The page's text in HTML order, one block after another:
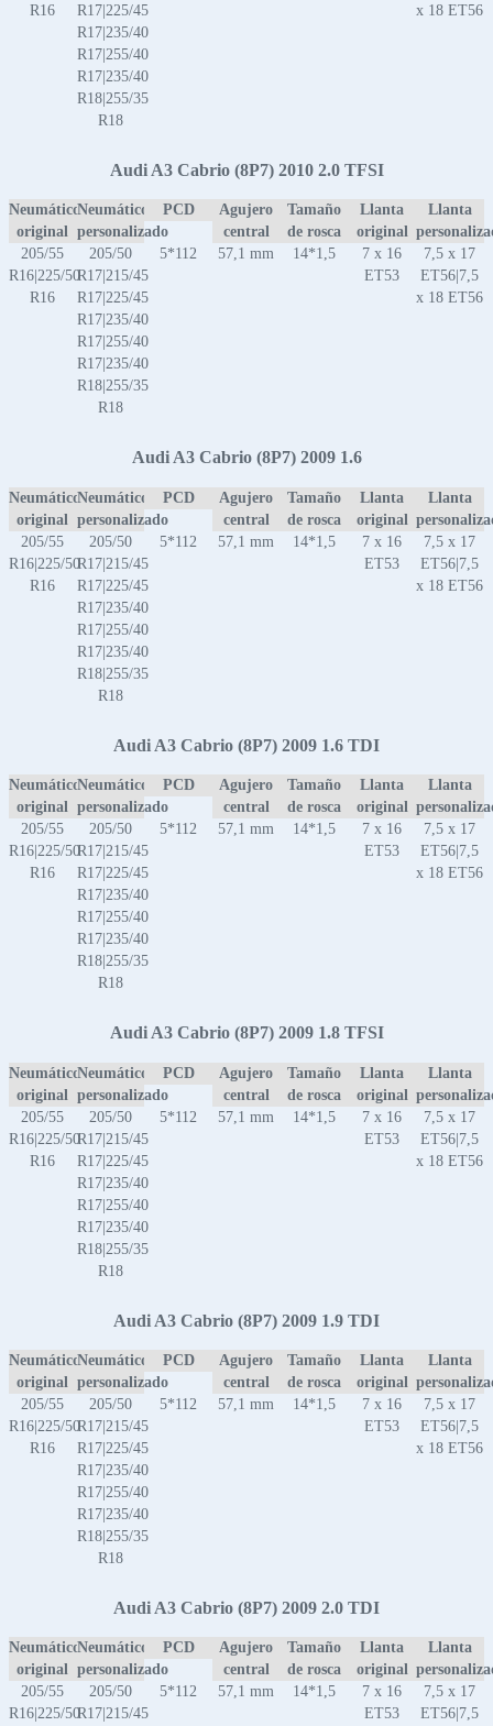
R16
R17|225/45
R17|235/40
R17|255/40
R17|235/40
R18|255/35
R18
x 18 ET56
Audi A3 Cabrio (8P7) 2010 2.0 TFSI
Neumático
original
Neumático
personalizado
PCD
Agujero
central
Tamaño
de rosca
Llanta
original
Llanta
205/55
R16|225/50
R16
205/50
R17|215/45
R17|225/45
R17|235/40
R17|255/40
R17|235/40
R18|255/35
R18
5*112 57,1 mm 14*1,5
7 x 16
ET53
7,5 x 17
ET56|7,5
x 18 ET56
Audi A3 Cabrio (8P7) 2009 1.6
Neumático
original
Neumático
personalizado
PCD
Agujero
central
Tamaño
de rosca
Llanta
original
Llanta
205/55
R16|225/50
R16
205/50
R17|215/45
R17|225/45
R17|235/40
R17|255/40
R17|235/40
R18|255/35
R18
5*112 57,1 mm 14*1,5
7 x 16
ET53
7,5 x 17
ET56|7,5
x 18 ET56
Audi A3 Cabrio (8P7) 2009 1.6 TDI
Neumático
original
Neumático
personalizado
PCD
Agujero
central
Tamaño
de rosca
Llanta
original
Llanta
205/55
R16|225/50
R16
205/50
R17|215/45
R17|225/45
R17|235/40
R17|255/40
R17|235/40
R18|255/35
R18
5*112 57,1 mm 14*1,5
7 x 16
ET53
7,5 x 17
ET56|7,5
x 18 ET56
Audi A3 Cabrio (8P7) 2009 1.8 TFSI
Neumático
original
Neumático
personalizado
PCD
Agujero
central
Tamaño
de rosca
Llanta
original
Llanta
205/55
R16|225/50
R16
205/50
R17|215/45
R17|225/45
R17|235/40
R17|255/40
R17|235/40
R18|255/35
R18
5*112 57,1 mm 14*1,5
7 x 16
ET53
7,5 x 17
ET56|7,5
x 18 ET56
Audi A3 Cabrio (8P7) 2009 1.9 TDI
Neumático
original
Neumático
personalizado
PCD
Agujero
central
Tamaño
de rosca
Llanta
original
Llanta
205/55
R16|225/50
R16
205/50
R17|215/45
R17|225/45
R17|235/40
R17|255/40
R17|235/40
R18|255/35
R18
5*112 57,1 mm 14*1,5
7 x 16
ET53
7,5 x 17
ET56|7,5
x 18 ET56
Audi A3 Cabrio (8P7) 2009 2.0 TDI
Neumático
original
Neumático
personalizado
PCD
Agujero
central
Tamaño
de rosca
Llanta
original
Llanta
205/55
R16|225/50
205/50
R17|215/45
5*112 57,1 mm 14*1,5
7 x 16
ET53
7,5 x 17
ET56|7,5